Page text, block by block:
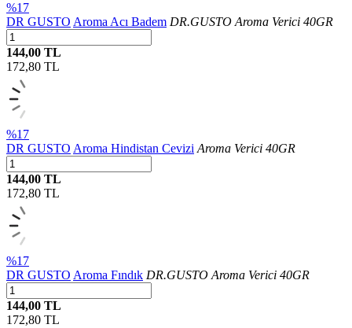
%17
DR GUSTO Aroma Acı Badem DR.GUSTO Aroma Verici 40GR
144,00 TL
172,80 TL
%17
DR GUSTO Aroma Hindistan Cevizi Aroma Verici 40GR
144,00 TL
172,80 TL
%17
DR GUSTO Aroma Fındık DR.GUSTO Aroma Verici 40GR
144,00 TL
172,80 TL